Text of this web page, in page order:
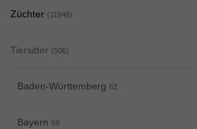
Züchter (11848)
Tiersitter (506)
Baden-Württemberg 62
Bayern 69